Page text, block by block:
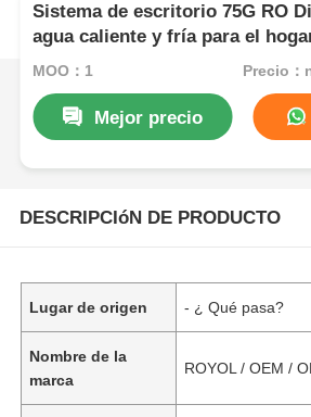
Sistema de escritorio 75G RO
agua caliente y fría para el
Oficina comercial
MOQ：1 Precio
Mejor precio
DESCRIPCIóN DE PRODUCTO
Lugar de origen - ¿ Qué pasa?
Nombre de la
marca
ROYOL / OEM /